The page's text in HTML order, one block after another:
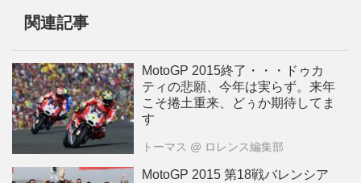
関連記事
MotoGP 2015終了・・・ドゥカ
ティの悲願、今年は実らず。来年
こそ捲土重来、どぅか期待してま
す
トーマス @ ロレンス編集部
MotoGP 2015 第18戦バレンシア